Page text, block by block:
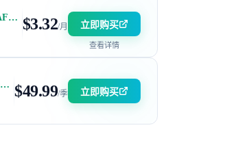
马来西亚 | 电信 GIA + 联通 9929 | 优惠码：AFF2377-DEV $3.32/月 立即购买
查看详情
洛杉矶 DC6 机房 | 电信 / 联通 CN2 GIA + 移动 CMIN2 $49.99/季 立即购买